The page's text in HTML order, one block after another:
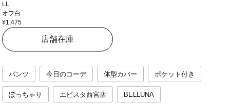
LL
オフ白
¥1,475
店舗在庫
パンツ 今日のコーデ 体型カバー ポケット付き
ぽっちゃり エビスタ西宮店 BELLUNA